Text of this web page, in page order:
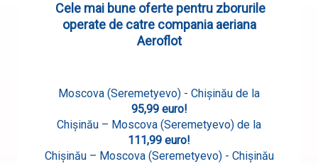
Cele mai bune oferte pentru zborurile
operate de catre compania aeriana
Aeroflot
Moscova (Seremetyevo) - Chișinău de la
95,99euro!
Chișinău – Moscova (Seremetyevo) de la
111,99 euro!
Chișinău– Moscova (Seremetyevo) - Chișinău